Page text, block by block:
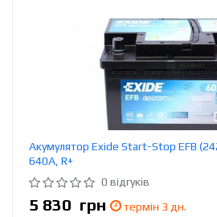
Акумулятор Exide Start-Stop EFB
640А, R+
0 відгуків
5 830 грн
термін 3 дн.